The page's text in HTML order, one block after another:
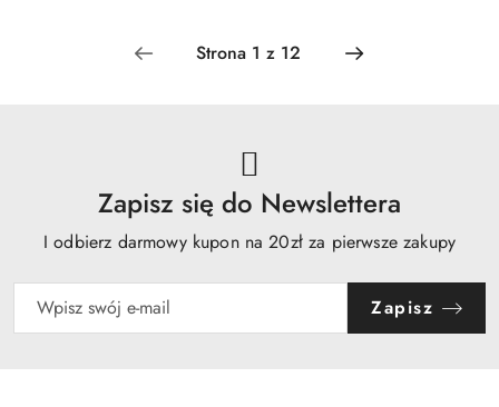
Zapisz się do Newslettera
I odbierz darmowy kupon na 20zł za pierwsze zakupy
Zapisz